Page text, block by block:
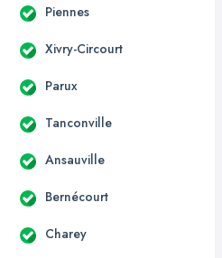
Piennes
Xivry-Circourt
Parux
Tanconville
Ansauville
Bernécourt
Charey